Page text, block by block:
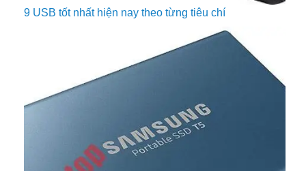
9 USB tốt nhất hiện nay theo từng tiêu chí